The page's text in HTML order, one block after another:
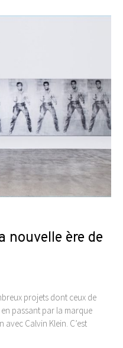
nouvelle ère de
projets dont ceux de
passant par la marque
Calvin Klein. C’est